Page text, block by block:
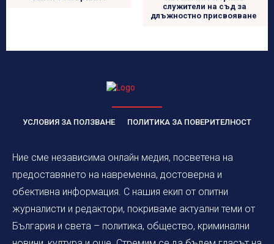
служители на съд за
длъжностно присвояване
УСЛОВИЯ ЗА ПОЛЗВАНЕ ПОЛИТИКА ЗА ПОВЕРИТЕЛНОСТ
Ние сме независима онлайн медия, посветена на
предоставянето на навременна, достоверна и
обективна информация. С нашия екип от опитни
журналисти и редактори, покриваме актуални теми от
България и света – политика, общество, криминални